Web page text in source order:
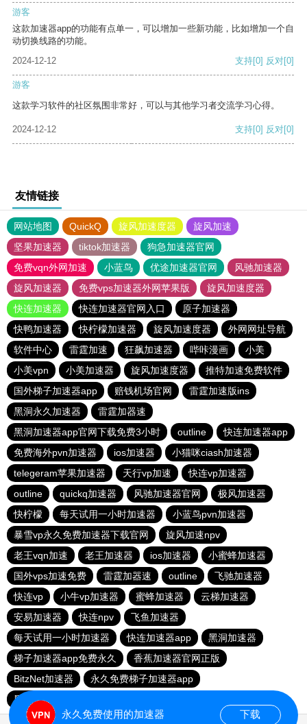
游客
这款加速器app的功能有点单一，可以增加一些新功能，比如增加一个自
动切换线路的功能。
2024-12-12
支持[0] 反对[0]
游客
这款学习软件的社区氛围非常好，可以与其他学习者交流学习心得。
2024-12-12 支持[0] 反对[0]
友情链接
网站地图 QuickQ 旋风加速度器
旋风加速
坚果加速器
tiktok加速器
狗急加速器官网
免费vqn外网加速
小蓝鸟 优途加速器官网
风驰加速器
旋风加速器
免费vps加速器外网苹果版
旋风加速度器
快连加速器
快连加速器官网入口
原子加速器
快鸭加速器
快柠檬加速器 旋风加速度器
外网网址导航
软件中心
雷霆加速 狂飙加速器 哔咔漫画
小美
小美vpn
小美加速器 旋风加速度器
推特加速免费软件
国外梯子加速器app
赔钱机场官网
雷霆加速版ins
黑洞永久加速器
雷霆加器速
黑洞加速器app官网下载免费3小时
outline
快连加速器app
免费海外pvn加速器
ios加速器
小猫咪ciash加速器
telegeram苹果加速器
天行vp加速
快连vp加速器
outline
quickq加速器 风驰加速器官网
极风加速器
快柠檬
每天试用一小时加速器
小蓝鸟pvn加速器
暴雪vp永久免费加速器下载官网
旋风加速npv
老王vqn加速
老王加速器 ios加速器
小蜜蜂加速器
国外vps加速免费
雷霆加器速 outline
飞驰加速器
快连vp
小牛vp加速器 蜜蜂加速器
云梯加速器
安易加速器
快连npv
飞鱼加速器
每天试用一小时加速器
快连加速器app
黑洞加速器
梯子加速器app免费永久
香蕉加速器官网正版
BitzNet加速器
永久免费梯子加速器app
黑洞海外npv加速梯子
永久免费使用的加速器 下载